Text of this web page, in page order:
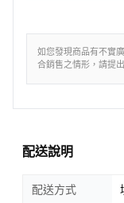
如您發現商品有不實
合銷售之情形，請提
配送說明
配送方式